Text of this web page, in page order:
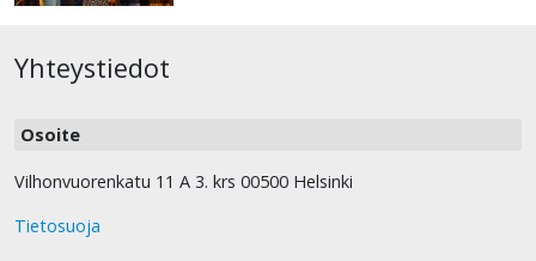
Yhteystiedot
Osoite
Vilhonvuorenkatu 11 A 3. krs 00500 Helsinki
Tietosuoja